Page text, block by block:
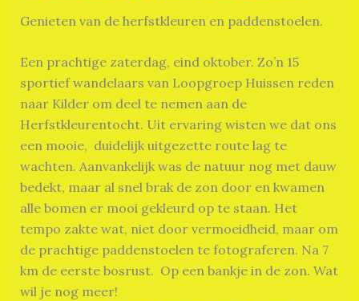
Genieten van de herfstkleuren en paddenstoelen.
Een prachtige zaterdag, eind oktober. Zo’n 15
sportief wandelaars van Loopgroep Huissen reden
naar Kilder om deel te nemen aan de
Herfstkleurentocht. Uit ervaring wisten we dat ons
een mooie, duidelijk uitgezette route lag te
wachten. Aanvankelijk was de natuur nog met dauw
bedekt, maar al snel brak de zon door en kwamen
alle bomen er mooi gekleurd op te staan. Het
tempo zakte wat, niet door vermoeidheid, maar om
de prachtige paddenstoelen te fotograferen. Na 7
km de eerste bosrust. Op een bankje in de zon. Wat
wil je nog meer!